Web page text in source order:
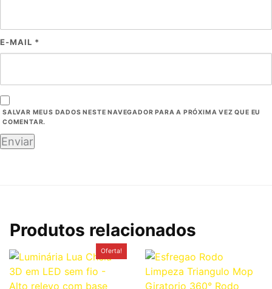
E-MAIL *
SALVAR MEUS DADOS NESTE NAVEGADOR PARA A PRÓXIMA VEZ QUE EU
COMENTAR.
Produtos relacionados
Oferta!
preço
original
era:
R$49,90.
preço
atual
é:
R$39,90.